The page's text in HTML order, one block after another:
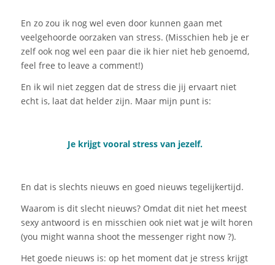
En zo zou ik nog wel even door kunnen gaan met
veelgehoorde oorzaken van stress. (Misschien heb je er
zelf ook nog wel een paar die ik hier niet heb genoemd,
feel free to leave a comment!)
En ik wil niet zeggen dat de stress die jij ervaart niet
echt is, laat dat helder zijn. Maar mijn punt is:
Je krijgt vooral stress van jezelf.
En dat is slechts nieuws en goed nieuws tegelijkertijd.
Waarom is dit slecht nieuws? Omdat dit niet het meest
sexy antwoord is en misschien ook niet wat je wilt horen
(you might wanna shoot the messenger right now ?).
Het goede nieuws is: op het moment dat je stress krijgt